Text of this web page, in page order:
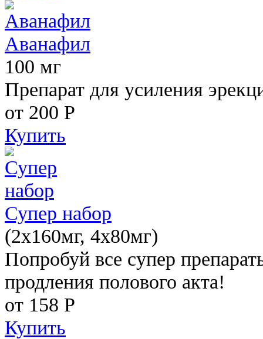
Аванафил
100 мг
Препарат для усиления
от 200 Р
Купить
Супер набор
(2х160мг, 4х80мг)
Попробуй все супер
продления полового акта!
от 158 Р
Купить